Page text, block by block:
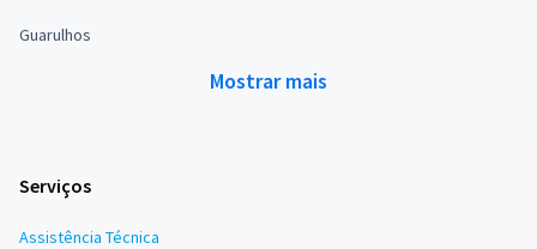
Guarulhos
Mostrar mais
Serviços
Assistência Técnica